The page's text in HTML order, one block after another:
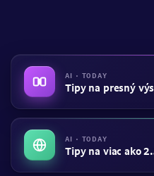
AI · TODAY
Tipy na presný
AI · TODAY
Tipy na viac ako